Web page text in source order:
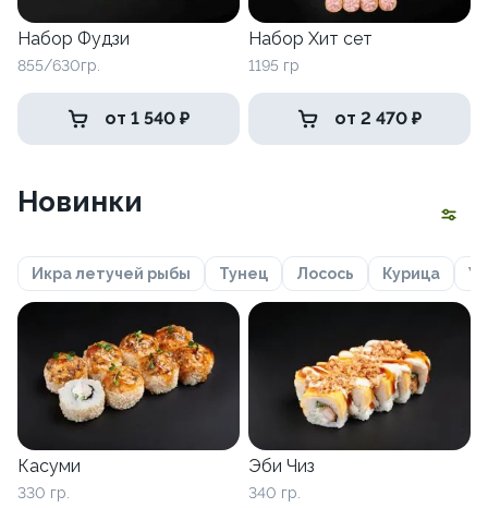
Набор Фудзи
855/630гр.
от 1 540 ₽
Набор Хит сет
1195 гр
от 2 470 ₽
Новинки
Икра летучей рыбы Тунец Лосось Курица
Касуми
330 гр.
Эби Чиз
340 гр.